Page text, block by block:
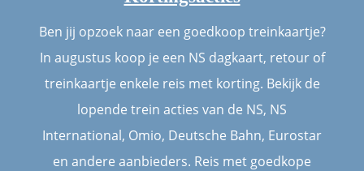
Ben jij opzoek naar een goedkoop treinkaartje?
In augustus koop je een NS dagkaart, retour of
treinkaartje enkele reis met korting. Bekijk de
lopende trein acties van de NS, NS
International, Omio, Deutsche Bahn, Eurostar
en andere aanbieders. Reis met goedkope